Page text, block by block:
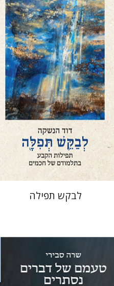
דוד הנשקה
הנחת אתר ספר מודפס
$85
$76
לבקש תפילה
שרה סבירי